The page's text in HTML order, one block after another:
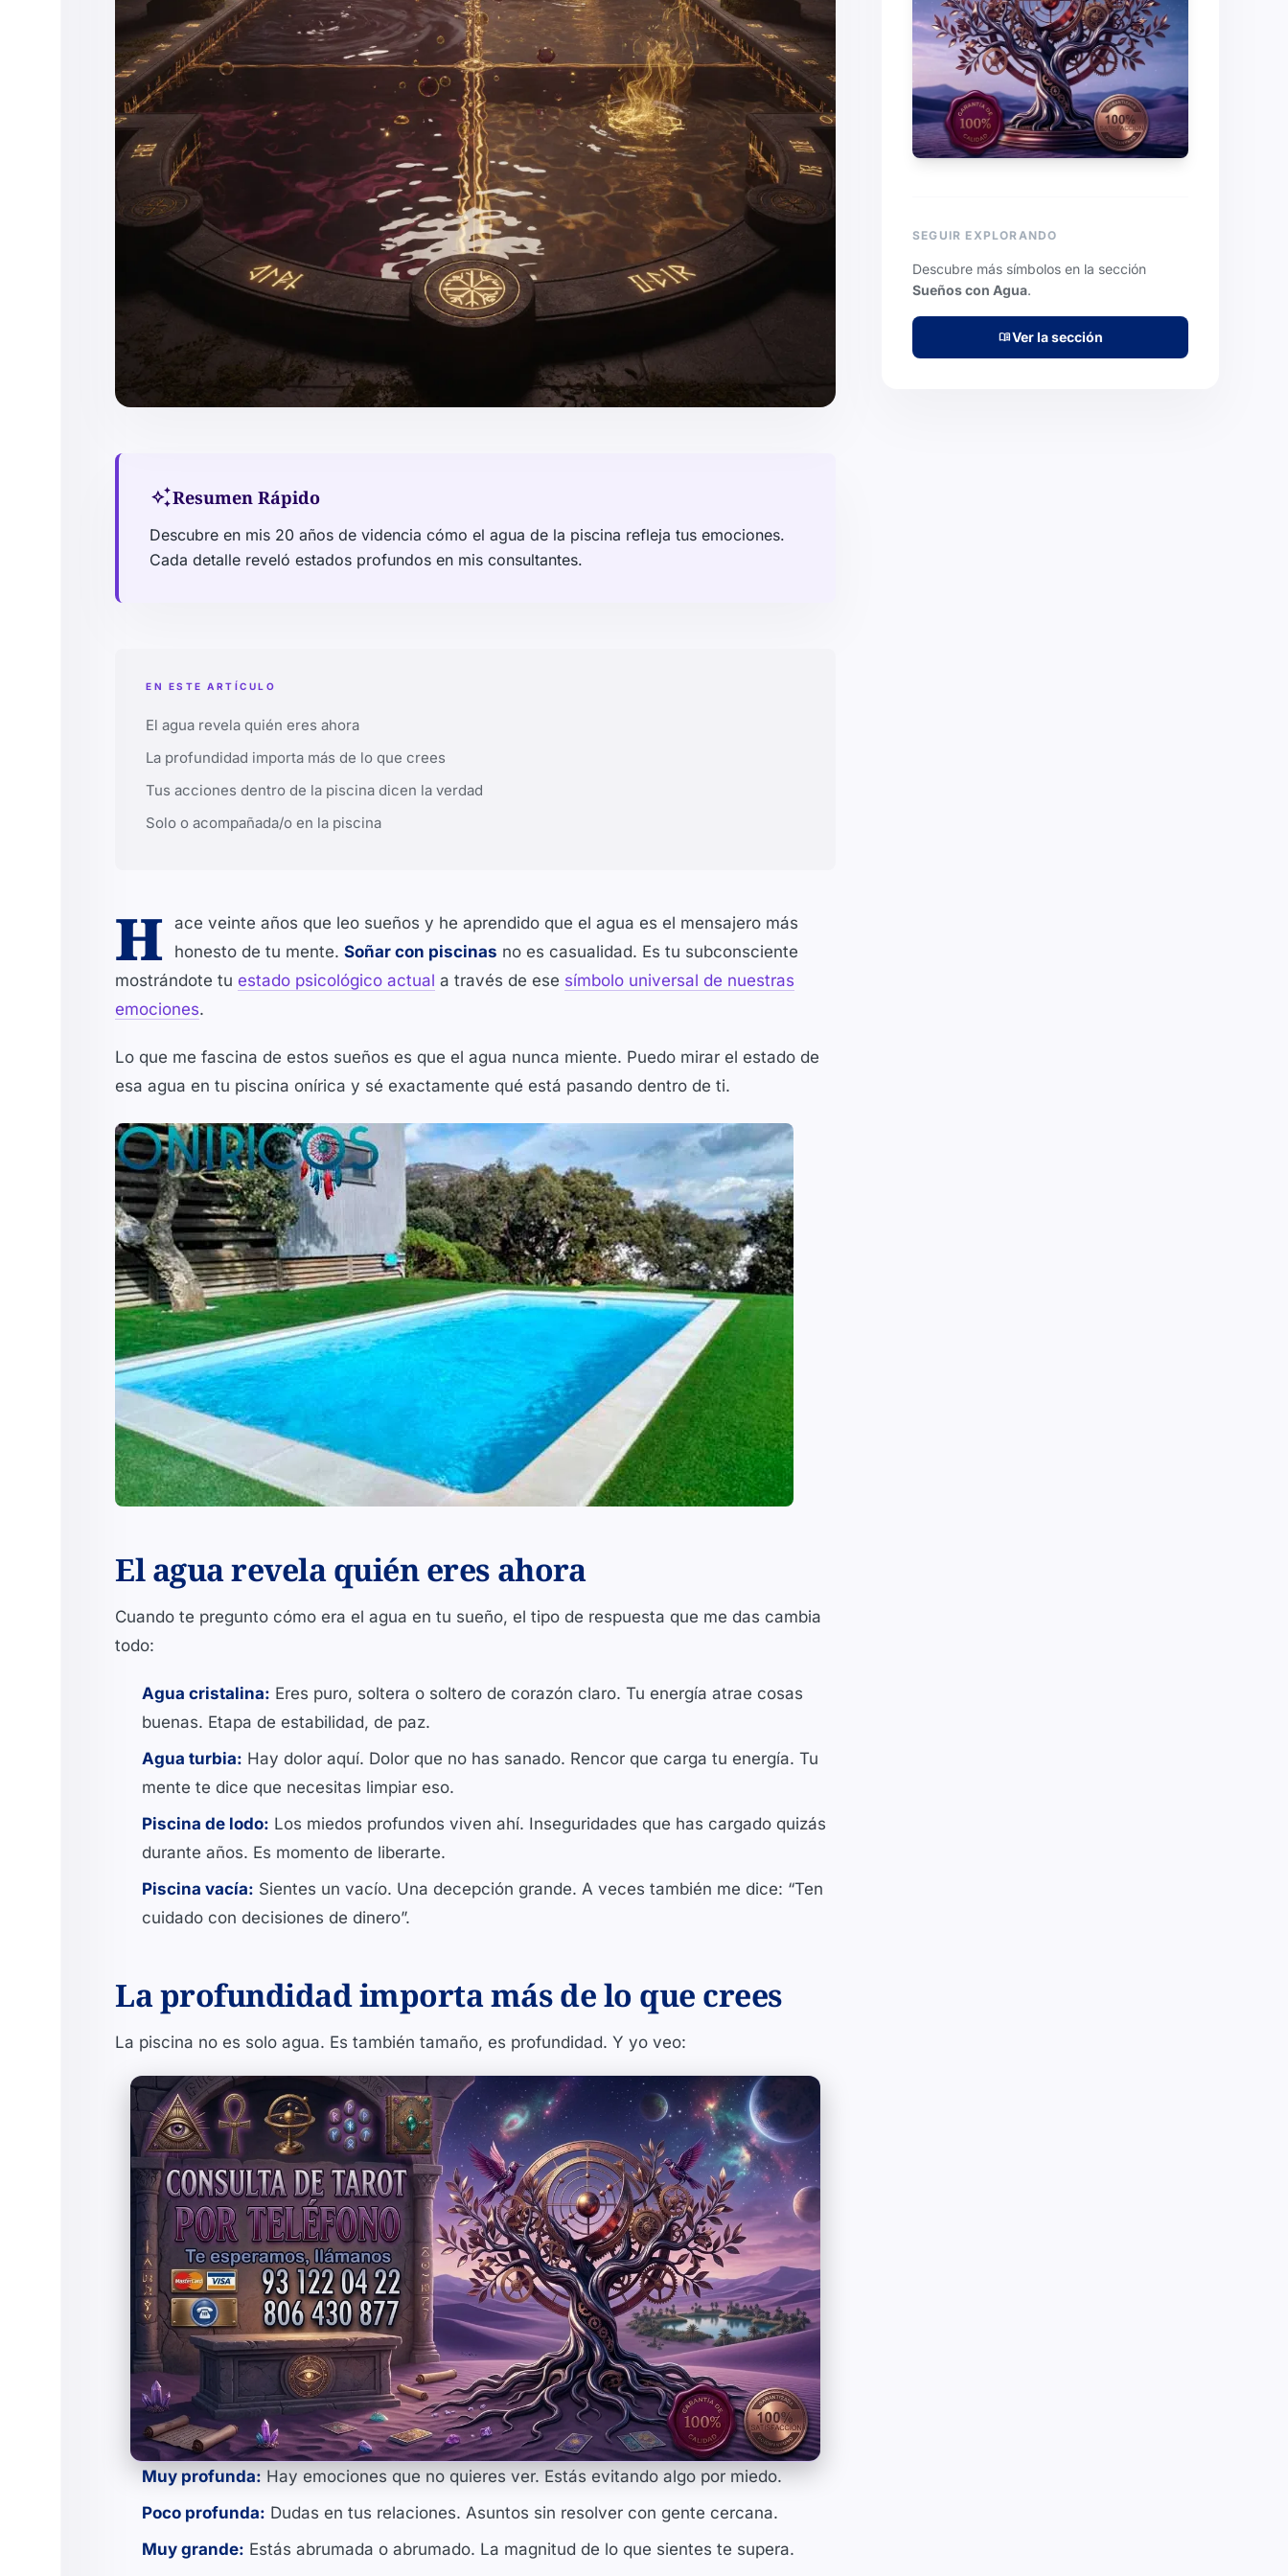
auto_awesomeResumen Rápido
Descubre en mis 20 años de videncia cómo el agua de la piscina refleja tus emociones.
Cada detalle reveló estados profundos en mis consultantes.
EN ESTE ARTÍCULO
El agua revela quién eres ahora
La profundidad importa más de lo que crees
Tus acciones dentro de la piscina dicen la verdad
Solo o acompañada/o en la piscina
H
ace veinte años que leo sueños y he aprendido que el agua es el mensajero más
honesto de tu mente. Soñar con piscinas no es casualidad. Es tu subconsciente
mostrándote tu estado psicológico actual a través de ese símbolo universal de nuestras
emociones.
Lo que me fascina de estos sueños es que el agua nunca miente. Puedo mirar el estado de
esa agua en tu piscina onírica y sé exactamente qué está pasando dentro de ti.
El agua revela quién eres ahora
Cuando te pregunto cómo era el agua en tu sueño, el tipo de respuesta que me das cambia
todo:
Agua cristalina: Eres puro, soltera o soltero de corazón claro. Tu energía atrae cosas
buenas. Etapa de estabilidad, de paz.
Agua turbia: Hay dolor aquí. Dolor que no has sanado. Rencor que carga tu energía. Tu
mente te dice que necesitas limpiar eso.
Piscina de lodo: Los miedos profundos viven ahí. Inseguridades que has cargado quizás
durante años. Es momento de liberarte.
Piscina vacía: Sientes un vacío. Una decepción grande. A veces también me dice: “Ten
cuidado con decisiones de dinero”.
La profundidad importa más de lo que crees
La piscina no es solo agua. Es también tamaño, es profundidad. Y yo veo:
Muy profunda: Hay emociones que no quieres ver. Estás evitando algo por miedo.
Poco profunda: Dudas en tus relaciones. Asuntos sin resolver con gente cercana.
Muy grande: Estás abrumada o abrumado. La magnitud de lo que sientes te supera.
SEGUIR EXPLORANDO
Descubre más símbolos en la sección
Sueños con Agua.
menu_bookVer la sección